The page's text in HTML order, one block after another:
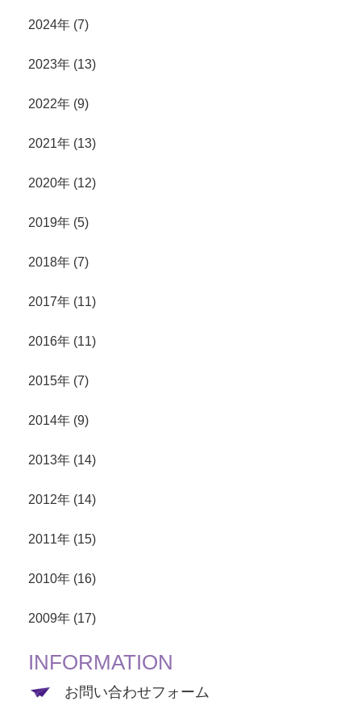
2024年 (7)
2023年 (13)
2022年 (9)
2021年 (13)
2020年 (12)
2019年 (5)
2018年 (7)
2017年 (11)
2016年 (11)
2015年 (7)
2014年 (9)
2013年 (14)
2012年 (14)
2011年 (15)
2010年 (16)
2009年 (17)
INFORMATION
お問い合わせフォーム